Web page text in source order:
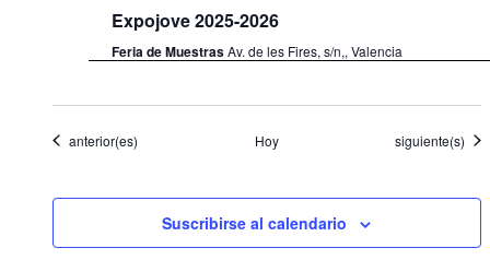
Expojove 2025-2026
Feria de MuestrasAv. de les Fires, s/n,, Valencia
Eventos
anterior(es) Hoy Eventos
siguiente(s)
Suscribirse al calendario